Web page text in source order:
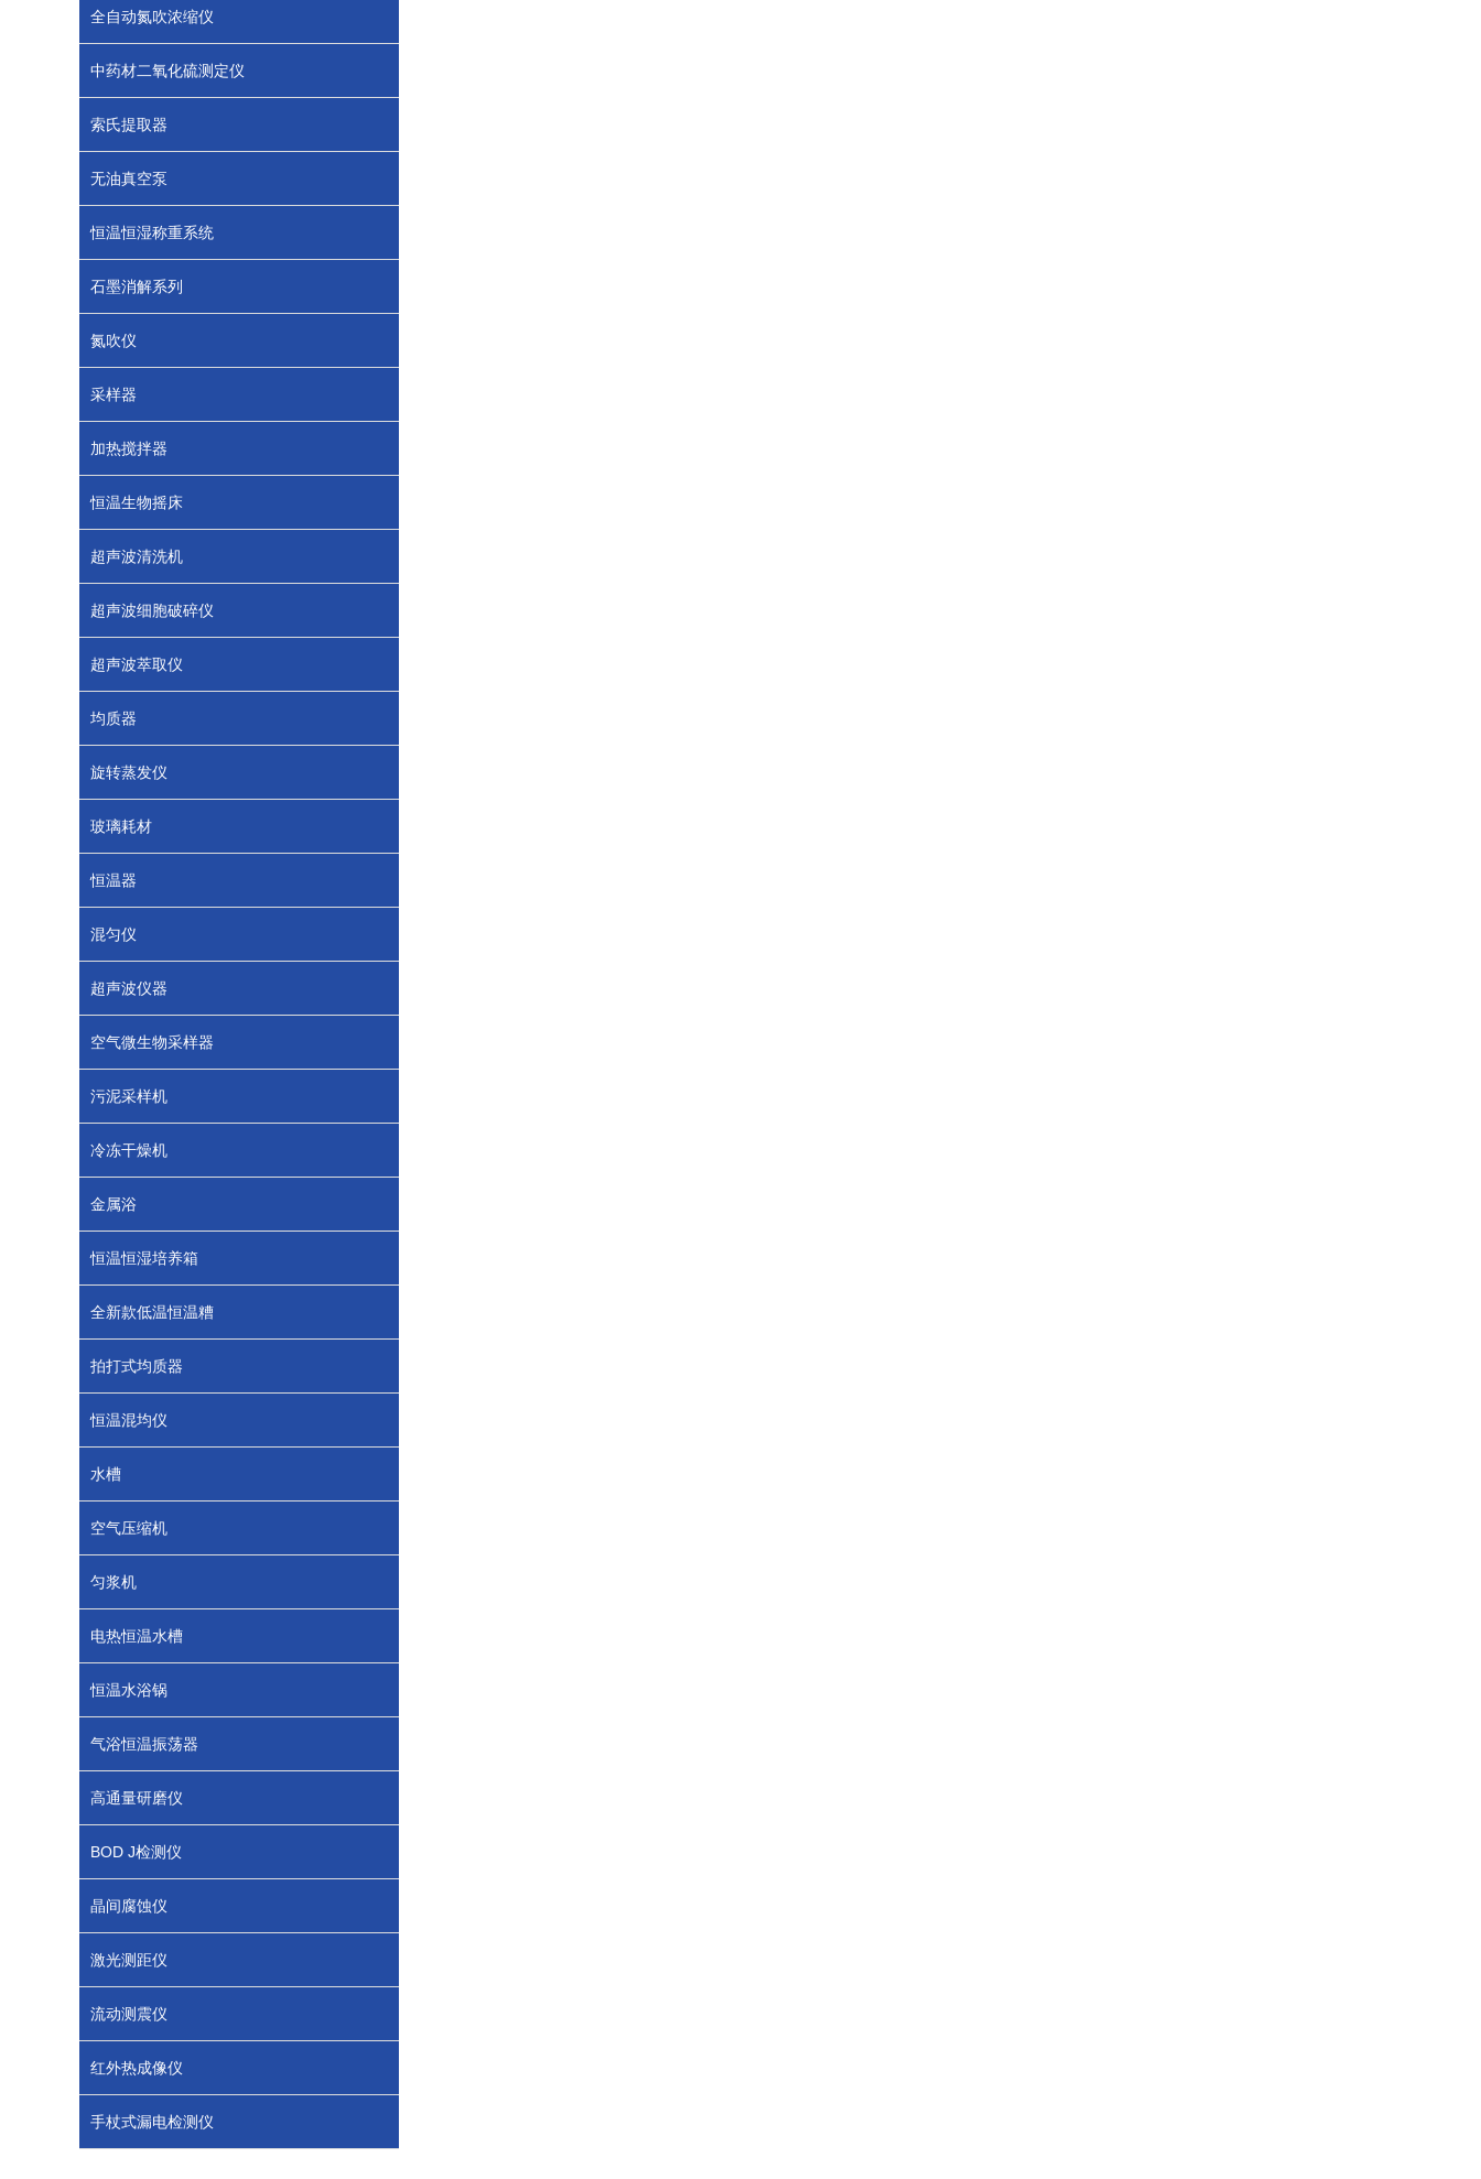
全自动氮吹浓缩仪
中药材二氧化硫测定仪
索氏提取器
无油真空泵
恒温恒湿称重系统
石墨消解系列
氮吹仪
采样器
加热搅拌器
恒温生物摇床
超声波清洗机
超声波细胞破碎仪
超声波萃取仪
均质器
旋转蒸发仪
玻璃耗材
恒温器
混匀仪
超声波仪器
空气微生物采样器
污泥采样机
冷冻干燥机
金属浴
恒温恒湿培养箱
全新款低温恒温糟
拍打式均质器
恒温混均仪
水槽
空气压缩机
匀浆机
电热恒温水槽
恒温水浴锅
气浴恒温振荡器
高通量研磨仪
BOD J检测仪
晶间腐蚀仪
激光测距仪
流动测震仪
红外热成像仪
手杖式漏电检测仪